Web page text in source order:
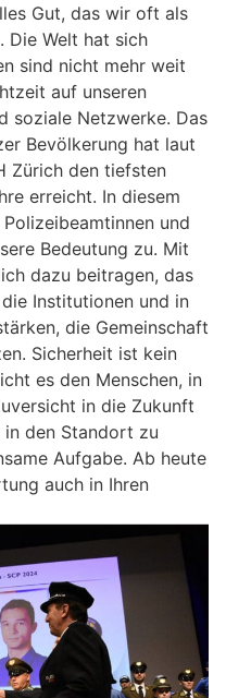
Gut, das wir oft als
Die Welt hat sich
sind nicht mehr weit
auf unseren
soziale Netzwerke. Das
Bevölkerung hat laut
Zürich den tiefsten
erreicht. In diesem
und
Bedeutung zu. Mit
dazu beitragen, das
Institutionen und in
die Gemeinschaft
Sicherheit ist kein
es den Menschen, in
in die Zukunft
in den Standort zu
Aufgabe. Ab heute
auch in Ihren